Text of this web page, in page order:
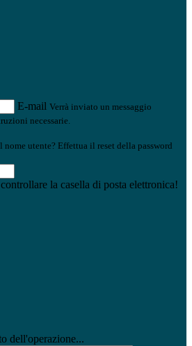
E-mail Verrà inviato un messaggio
necessarie.
nome utente? Effettua il reset della password
la casella di posta elettronica!
dell'operazione...